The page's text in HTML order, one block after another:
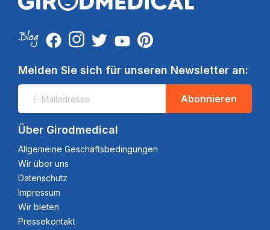
Melden Sie sich für unseren Newsletter an:
Abonnieren
Über Girodmedical
Allgemeine Geschäftsbedingungen
Wir über uns
Datenschutz
Impressum
Wir bieten
Pressekontakt